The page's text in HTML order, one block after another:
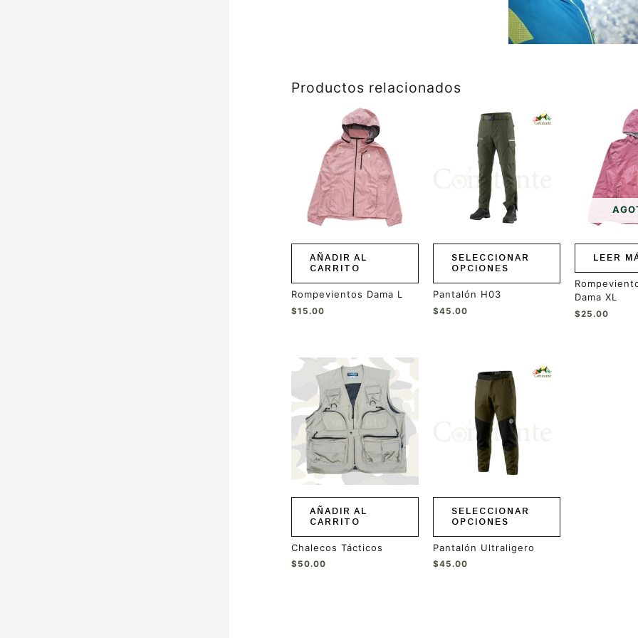
Productos relacionados
AÑADIR AL
CARRITO
Rompevientos Dama L
$15.00
SELECCIONAR
OPCIONES
variantes.
pueden
en
página
de
producto
Pantalón H03
$45.00
LEER
Dama XL
$25.00
AÑADIR AL
CARRITO
Chalecos Tácticos
$50.00
SELECCIONAR
OPCIONES
producto
múltiples
variantes.
opciones
en
página
de
producto
Pantalón Ultraligero
$45.00